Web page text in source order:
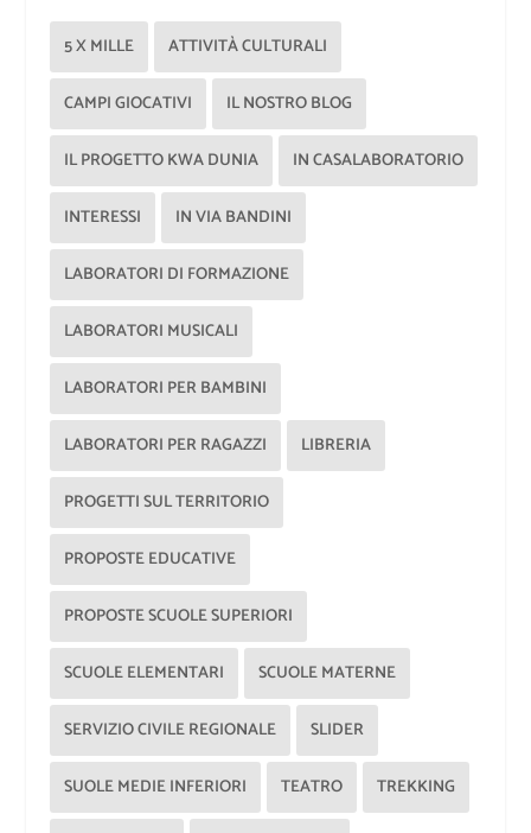
5 X MILLE ATTIVITÀ CULTURALI
CAMPI GIOCATIVI IL NOSTRO BLOG
IL PROGETTO KWA DUNIA IN CASALABORATORIO
INTERESSI IN VIA BANDINI
LABORATORI DI FORMAZIONE
LABORATORI MUSICALI
LABORATORI PER BAMBINI
LABORATORI PER RAGAZZI LIBRERIA
PROGETTI SUL TERRITORIO
PROPOSTE EDUCATIVE
PROPOSTE SCUOLE SUPERIORI
SCUOLE ELEMENTARI SCUOLE MATERNE
SERVIZIO CIVILE REGIONALE SLIDER
SUOLE MEDIE INFERIORI TEATRO TREKKING